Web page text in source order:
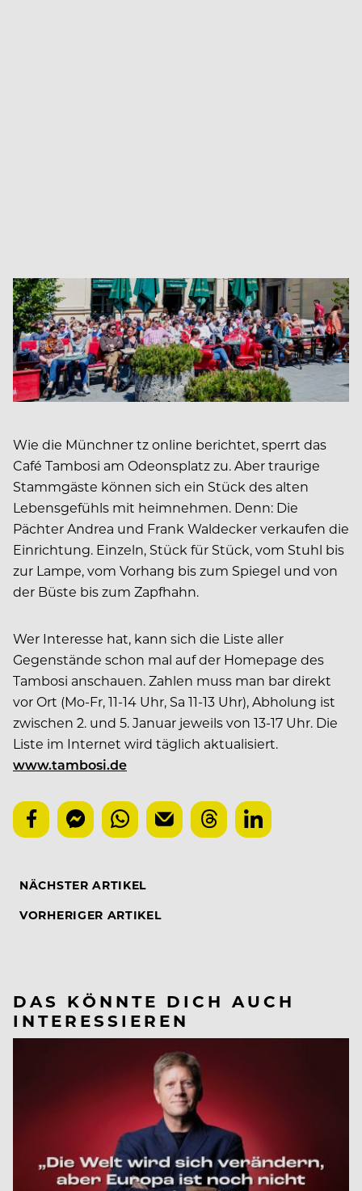
Wie die Münchner tz online berichtet, sperrt das
Café Tambosi am Odeonsplatz zu. Aber traurige
Stammgäste können sich ein Stück des alten
Lebensgefühls mit heimnehmen. Denn: Die
Pächter Andrea und Frank Waldecker verkaufen die
Einrichtung. Einzeln, Stück für Stück, vom Stuhl bis
zur Lampe, vom Vorhang bis zum Spiegel und von
der Büste bis zum Zapfhahn.
Wer Interesse hat, kann sich die Liste aller
Gegenstände schon mal auf der Homepage des
Tambosi anschauen. Zahlen muss man bar direkt
vor Ort (Mo-Fr, 11-14 Uhr, Sa 11-13 Uhr), Abholung ist
zwischen 2. und 5. Januar jeweils von 13-17 Uhr. Die
Liste im Internet wird täglich aktualisiert.
www.tambosi.de
NÄCHSTER ARTIKEL
VORHERIGER ARTIKEL
DAS KÖNNTE DICH AUCH
INTERESSIEREN